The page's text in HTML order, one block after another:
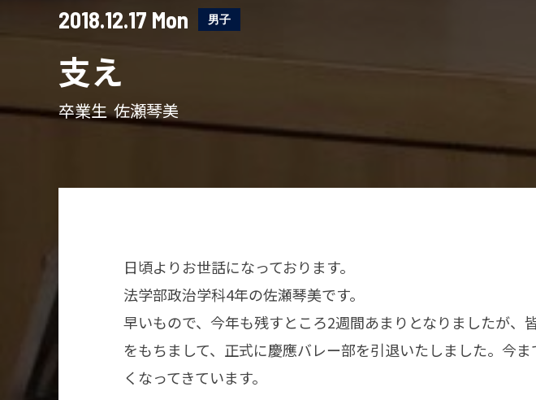
2018.12.17 Mon 男子
支え
卒業生 佐瀬琴美
日頃よりお世話になっております。
法学部政治学科4年の佐瀬琴美です。
早いもので、今年も残すところ2週間あまりとなりましたが
をもちまして、正式に慶應バレー部を引退いたしました。今
くなってきています。